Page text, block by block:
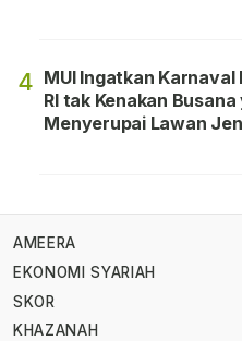
4 MUI Ingatkan Karnaval
RI tak Kenakan Busana
Menyerupai Lawan
AMEERA
EKONOMI SYARIAH
SKOR
KHAZANAH